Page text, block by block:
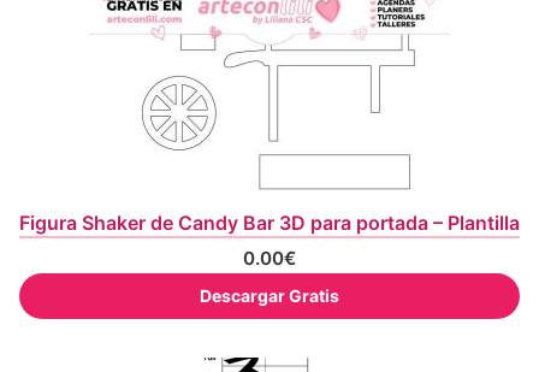
Figura Shaker de Candy Bar 3D para portada – Plantilla
0.00€
Descargar Gratis